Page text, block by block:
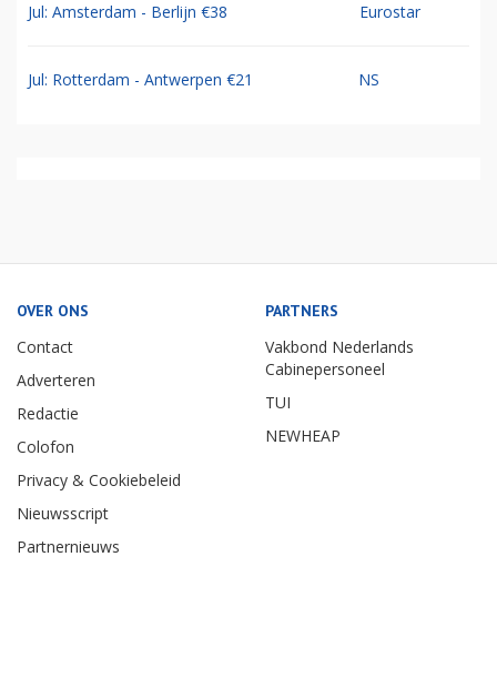
Jul: Amsterdam - Berlijn €38 Eurostar
Jul: Rotterdam - Antwerpen €21 NS
OVER ONS
Contact
Adverteren
Redactie
Colofon
Privacy & Cookiebeleid
Nieuwsscript
Partnernieuws
PARTNERS
Vakbond Nederlands
Cabinepersoneel
TUI
NEWHEAP